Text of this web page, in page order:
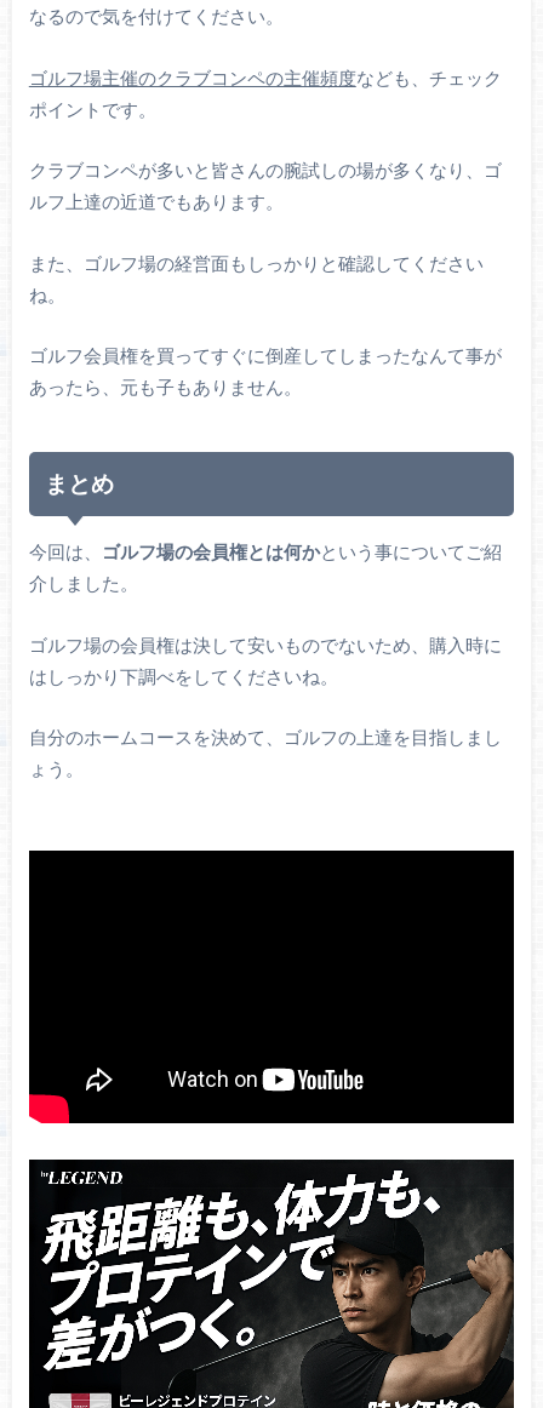
なるので気を付けてください。
ゴルフ場主催のクラブコンペの主催頻度なども、チェック
ポイントです。
クラブコンペが多いと皆さんの腕試しの場が多くなり、ゴ
ルフ上達の近道でもあります。
また、ゴルフ場の経営面もしっかりと確認してください
ね。
ゴルフ会員権を買ってすぐに倒産してしまったなんて事が
あったら、元も子もありません。
まとめ
今回は、 ゴルフ場の会員権とは何かという事についてご紹
介しました。
ゴルフ場の会員権は決して安いものでないため、購入時に
はしっかり下調べをしてくださいね。
自分のホームコースを決めて、ゴルフの上達を目指しまし
ょう。